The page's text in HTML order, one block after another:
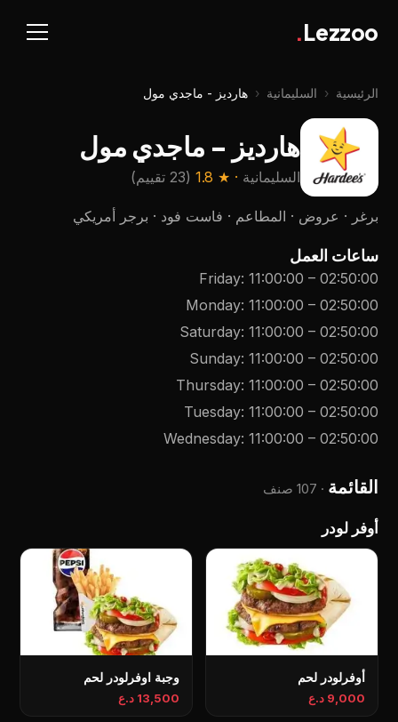
Lezzoo
.
الرئيسية ‹ السليمانية ‹ هارديز - ماجدي مول
هارديز - ماجدي مول
السليمانية · ★
1.8
(23 تقييم )
برغر · عروض · المطاعم · فاست فود · برجر أمريكي
ساعات العمل
Friday: 11:00:00 – 02:50:00
Monday: 11:00:00 – 02:50:00
Saturday: 11:00:00 – 02:50:00
Sunday: 11:00:00 – 02:50:00
Thursday: 11:00:00 – 02:50:00
Tuesday: 11:00:00 – 02:50:00
Wednesday: 11:00:00 – 02:50:00
القائمة · 107 صنف
أوفر لودر
أوفرلودر لحم
9,000 د.ع
وجبة اوفرلودر لحم
13,500 د.ع